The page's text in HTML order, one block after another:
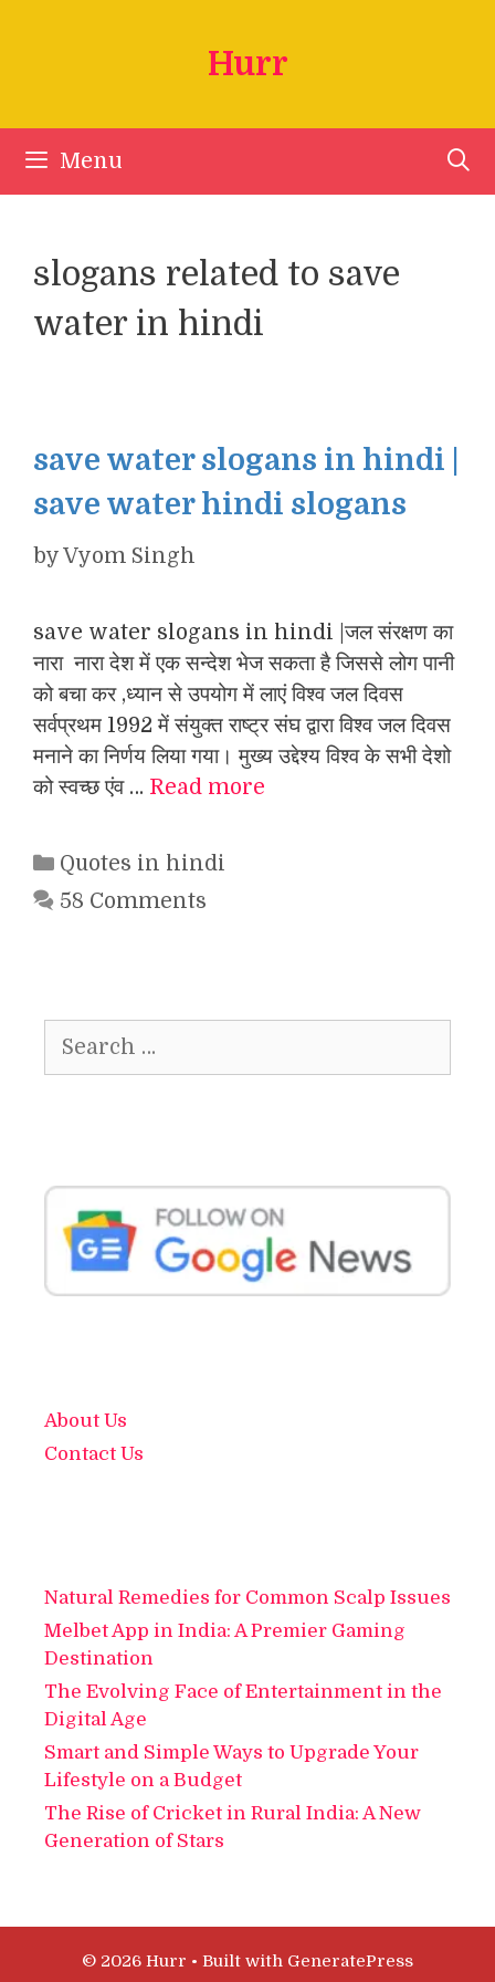
Hurr
Menu
slogans related to save
water in hindi
save water slogans in hindi |
save water hindi slogans
byVyom Singh
save water slogans in hindi |जल संरक्षण का
नारा नारा देश में एक सन्देश भेज सकता है जिससे लोग पानी
को बचा कर ,ध्यान से उपयोग में लाएं विश्व जल दिवस
सर्वप्रथम 1992 में संयुक्त राष्ट्र संघ द्वारा विश्व जल दिवस
मनाने का निर्णय लिया गया। मुख्य उद्देश्य विश्व के सभी देशो
को स्वच्छ एंव … Read more
Categories
Quotes in hindi
58 Comments
for:
About Us
Contact Us
Natural Remedies for Common Scalp Issues
Melbet App in India: A Premier Gaming
Destination
The Evolving Face of Entertainment in the
Digital Age
Smart and Simple Ways to Upgrade Your
Lifestyle on a Budget
The Rise of Cricket in Rural India: A New
Generation of Stars
© 2026 Hurr • Built with GeneratePress